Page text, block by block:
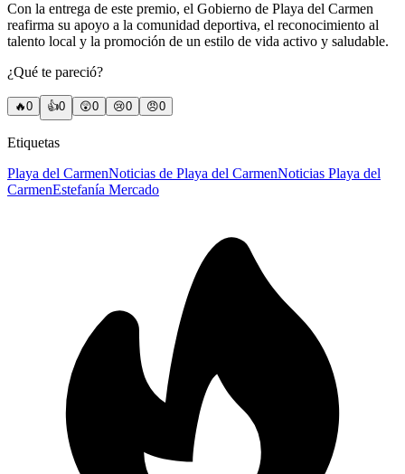
Con la entrega de este premio, el Gobierno de Playa del Carmen
reafirma su apoyo a la comunidad deportiva, el reconocimiento al
talento local y la promoción de un estilo de vida activo y saludable.
¿Qué te pareció?
🔥0 👍0 😲0 😢0 😠0
Etiquetas
Playa del CarmenNoticias de Playa del CarmenNoticias Playa del
CarmenEstefanía Mercado